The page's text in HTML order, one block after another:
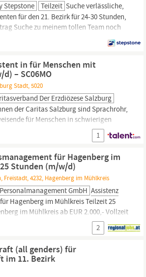
Stepstone Teilzeit Suche verlässliche,
für den 21. Bezirk für 24-30 Stunden,
Suche zu meinem tollen Team noch
bedeutet Menschen mit
Alltag durch manuelle Handreichungen
in für Menschen mit
– SC06MO
Stadt, 5020
Der Erzdiözese Salzburg
der Caritas Salzburg sind Sprachrohr,
für Menschen in schwierigen
betreuen, begleiten und beraten
Werde auch du Teil unseres
1
für Hagenberg im
Stunden (m/w/d)
Freistadt, 4232, Hagenberg im Mühlkreis
Personalmanagement GmbH Assistenz
Hagenberg im Mühlkreis Teilzeit 25
im Mühlkreis ab EUR 2.000,- Vollzeit
sofort Du bist auf der Suche nach einer
die sich ideal mit deinem Studium oder
2
(all genders) für
im 11. Bezirk